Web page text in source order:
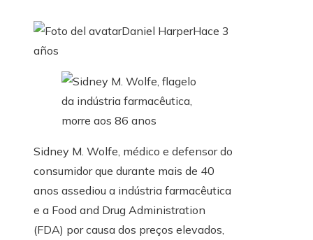
Daniel HarperHace 3
años
Sidney M. Wolfe, médico e defensor do
consumidor que durante mais de 40
anos assediou a indústria farmacêutica
e a Food and Drug Administration
(FDA) por causa dos preços elevados,